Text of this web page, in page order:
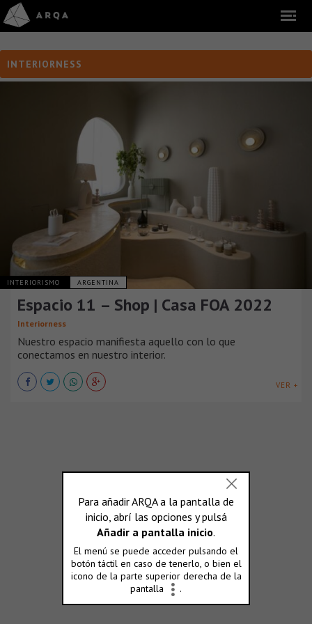
INTERIORNESS
INTERIORISMO ARGENTINA
Espacio 11 – Shop | Casa FOA 2022
Interiorness
Nuestro espacio manifiesta aquello con lo que
conectamos en nuestro interior.
VER +